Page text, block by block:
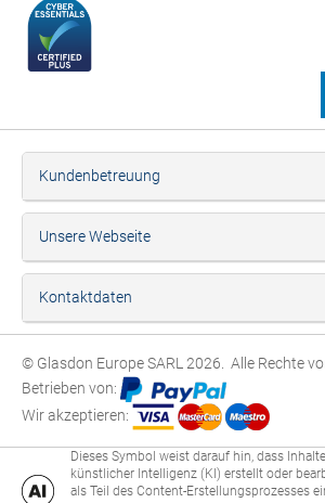
Kundenbetreuung
Unsere Webseite
Kontaktdaten
© Glasdon Europe SARL 2026. Alle Rechte
Betrieben von:
Wir akzeptieren:
Dieses Symbol weist darauf hin, dass
künstlicher Intelligenz (KI) erstellt oder
als Teil des Content-Erstellungsprozesses